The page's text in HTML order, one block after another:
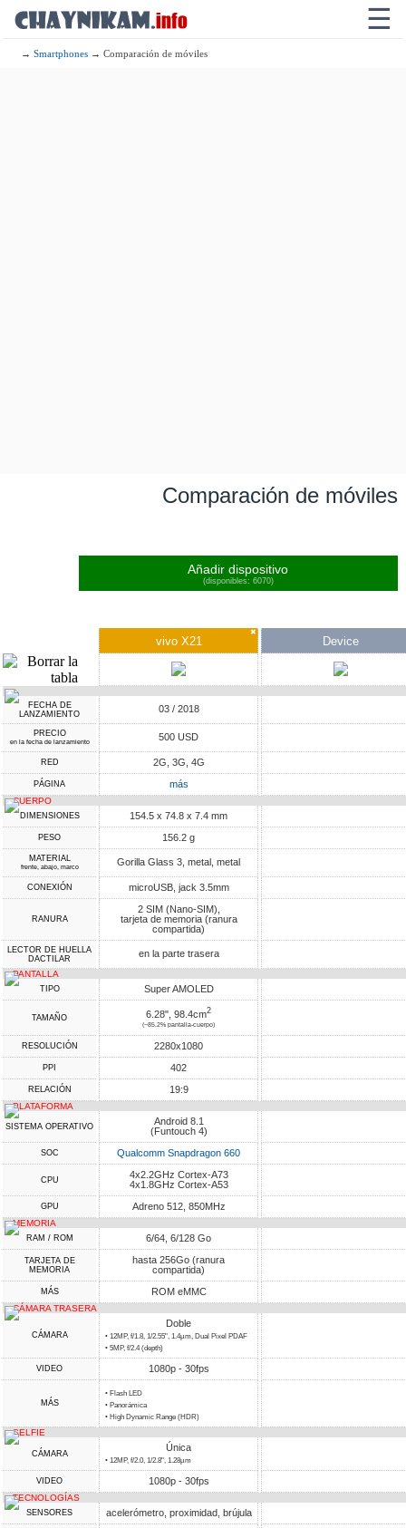
☰
→Smartphones → Comparación de móviles
Comparación de móviles
Añadir dispositivo
(disponibles: 6070)
✖
vivo X21 Device
FECHA DE
LANZAMIENTO
03 / 2018
PRECIO
en la fecha de lanzamiento 500 USD
RED 2G, 3G, 4G
PÁGINA más
CUERPO
DIMENSIONES 154.5 x 74.8 x 7.4 mm
PESO 156.2 g
MATERIAL
frente, abajo, marco Gorilla Glass 3, metal, metal
CONEXIÓN microUSB, jack 3.5mm
RANURA
2 SIM (Nano-SIM),
tarjeta de memoria (ranura
compartida)
LECTOR DE HUELLA
DACTILAR
en la parte trasera
PANTALLA
TIPO Super AMOLED
TAMAÑO 6.28", 98.4cm2
(~85.2% pantalla-cuerpo)
RESOLUCIÓN 2280x1080
PPI 402
RELACIÓN 19:9
PLATAFORMA
SISTEMA OPERATIVO
Android 8.1
(Funtouch 4)
SOC Qualcomm Snapdragon 660
CPU
4x2.2GHz Cortex-A73
4x1.8GHz Cortex-A53
GPU Adreno 512, 850MHz
MEMORIA
RAM / ROM 6/64, 6/128 Go
TARJETA DE
MEMORIA
hasta 256Go (ranura
compartida)
MÁS ROM eMMC
CÁMARA TRASERA
CÁMARA
Doble
• 12MP, f/1.8, 1/2.55", 1.4µm, Dual Pixel PDAF
• 5MP, f/2.4 (depth)
VIDEO 1080p - 30fps
MÁS
• Flash LED
• Panorámica
• High Dynamic Range (HDR)
SELFIE
CÁMARA
Única
• 12MP, f/2.0, 1/2.8", 1.28µm
VIDEO 1080p - 30fps
TECNOLOGÍAS
SENSORES acelerómetro, proximidad, brújula